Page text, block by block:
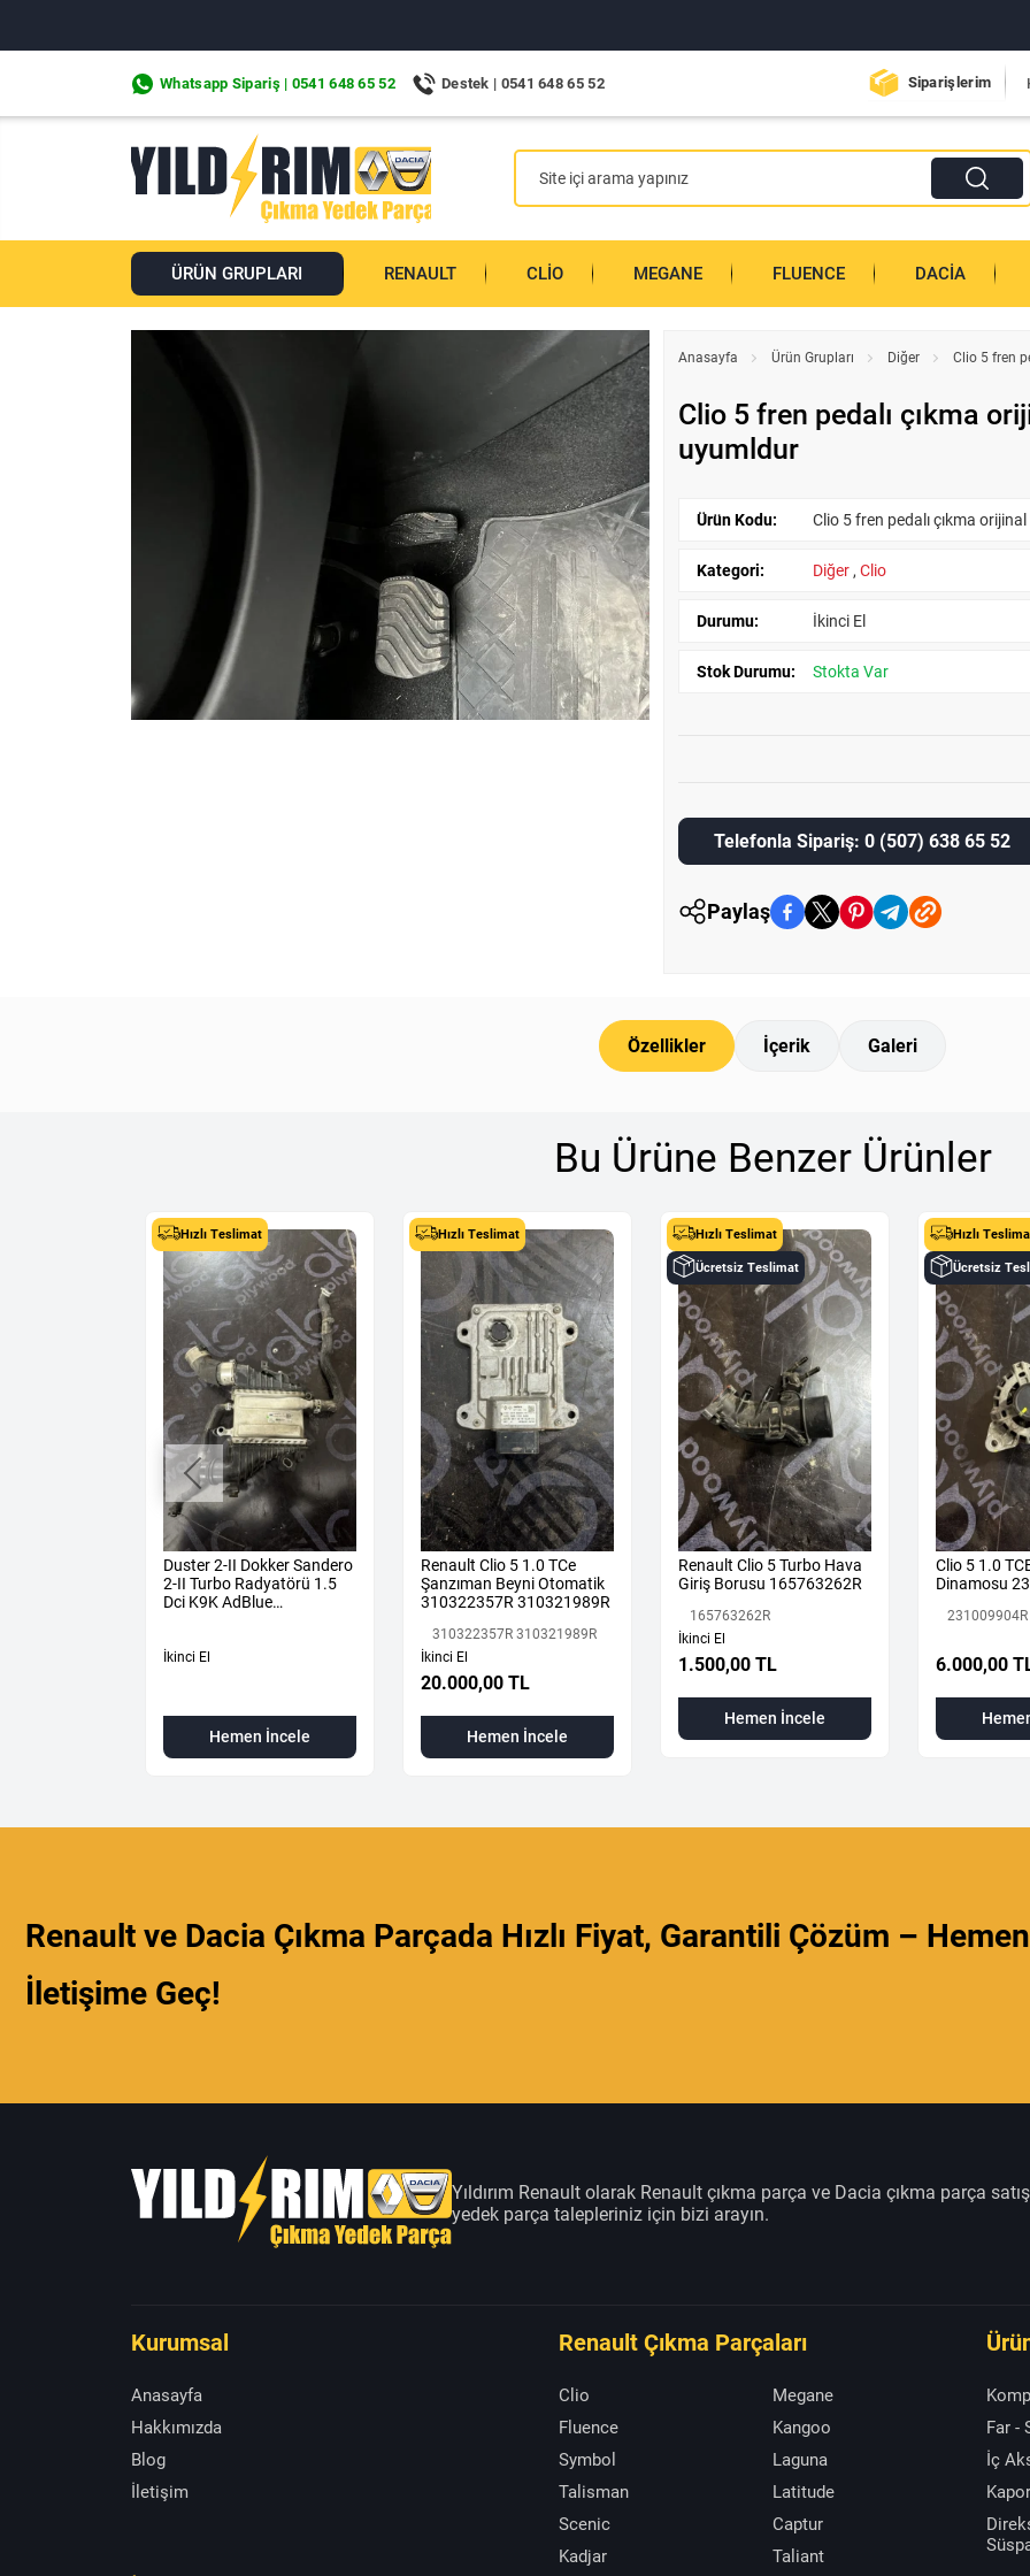
Whatsapp Sipariş | 0541 648 65 52 Destek | 0541 648 65 52 Siparişlerim
ÜRÜN GRUPLARI RENAULT CLIO MEGANE FLUENCE DACIA
Anasayfa Ürün Grupları Diğer Clio 5 fren
Clio 5 fren pedalı çıkma
uyumldur
Ürün Kodu: Clio 5 fren pedalı çıkma
Kategori: Diğer ,Clio
Durumu: İkinci El
Stok Durumu: Stokta Var
Telefonla Sipariş: 0 (507) 638 65 52
Paylaş
Özellikler İçerik Galeri
Bu Ürüne Benzer Ürünler
Hızlı Teslimat
Duster 2-II Dokker Sandero
2-II Turbo Radyatörü 1.5
Dci K9K AdBlue
İkinci El
Hemen İncele
Hızlı Teslimat
Renault Clio 5 1.0 TCe
Şanzıman Beyni Otomatik
310322357R 310321989R
310322357R 310321989R
İkinci El
20.000,00 TL
Hemen İncele
Hızlı Teslimat
Ücretsiz Teslimat
Renault Clio 5 Turbo Hava
Giriş Borusu 165763262R
165763262R
İkinci El
1.500,00 TL
Hemen İncele
Hızlı
Ücretsiz
Clio 5 1.0
Dinamosu
231009904R
6.000,00
Renault ve Dacia Çıkma Parçada Hızlı Fiyat, Garantili Çözüm – Hemen
İletişime Geç!
Yıldırım Renault olarak Renault çıkma parça ve Dacia çıkma parça
yedek parça talepleriniz için bizi arayın.
Kurumsal
Anasayfa
Hakkımızda
Blog
İletişim
Renault Çıkma Parçaları
Clio
Megane
Fluence
Kangoo
Symbol
Laguna
Talisman
Latitude
Scenic
Captur
Kadjar
Taliant
Far -
İç